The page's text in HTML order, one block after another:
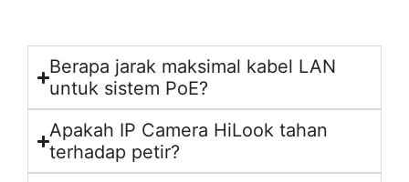
Berapa jarak maksimal kabel LAN
untuk sistem PoE?
Apakah IP Camera HiLook tahan
terhadap petir?